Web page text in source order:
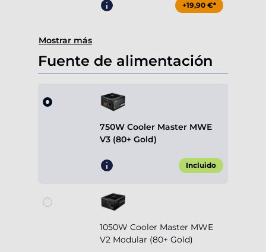
+19,90 €*
Mostrar más
Fuente de alimentación
750W Cooler Master MWE
V3 (80+ Gold)
Incluido
1050W Cooler Master MWE
V2 Modular (80+ Gold)